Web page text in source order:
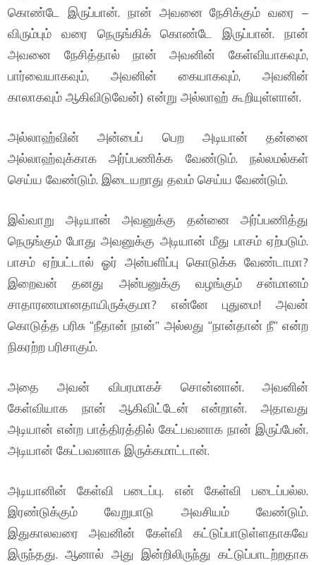
கொண்டே இருப்பான். நான் அவனை நேசிக்கும் வரை –
விரும்பும் வரை நெருங்கிக் கொண்டே இருப்பான். நான்
அவனை நேசித்தால் நான் அவனின் கேள்வியாகவும்,
பார்வையாகவும், அவனின் கையாகவும், அவனின்
காலாகவும் ஆகிவிடுவேன்) என்று அல்லாஹ் கூறியுள்ளான்.
அல்லாஹ்வின் அன்பைப் பெற அடியான் தன்னை
அல்லாஹ்வுக்காக அர்ப்பணிக்க வேண்டும். நல்லமல்கள்
செய்ய வேண்டும். இடையறாது தவம் செய்ய வேண்டும்.
இவ்வாறு அடியான் அவனுக்கு தன்னை அர்ப்பணித்து
நெருங்கும் போது அவனுக்கு அடியான் மீது பாசம் ஏற்படும்.
பாசம் ஏற்பட்டால் ஓர் அன்பளிப்பு கொடுக்க வேண்டாமா?
இறைவன் தனது அன்பனுக்கு வழங்கும் சன்மானம்
சாதாரணமானதாயிருக்குமா? என்னே புதுமை! அவன்
கொடுத்த பரிசு “நீதான் நான்” அல்லது “நான்தான் நீ” என்ற
நிகரற்ற பரிசாகும்.
அதை அவன் விபரமாகச் சொன்னான். அவனின்
கேள்வியாக நான் ஆகிவிட்டேன் என்றான். அதாவது
அடியான் என்ற பாத்திரத்தில் கேட்பவனாக நான் இருப்பேன்.
அடியான் கேட்பவனாக இருக்கமாட்டான்.
அடியானின் கேள்வி படைப்பு. என் கேள்வி படைப்பல்ல.
இரண்டுக்கும் வேறுபாடு அவசியம் வேண்டும்.
இதுகாலவரை அவனின் கேள்வி கட்டுப்பாடுள்ளதாகவே
இருந்தது. ஆனால் அது இன்றிலிருந்து கட்டுப்பாடற்றதாக